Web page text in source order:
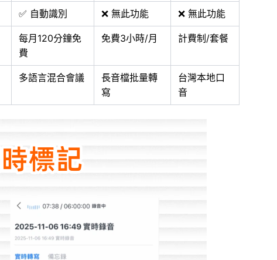
✅ 自動識別 ❌ 無此功能 ❌ 無此功能
每月120分鐘免
費
免費3小時/月 計費制/套餐
多語言混合會議
長音檔批量轉
寫
台灣本地口
音